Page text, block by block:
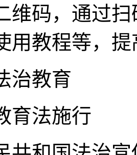
维码，通过
用教程等，
治教育
育法施行